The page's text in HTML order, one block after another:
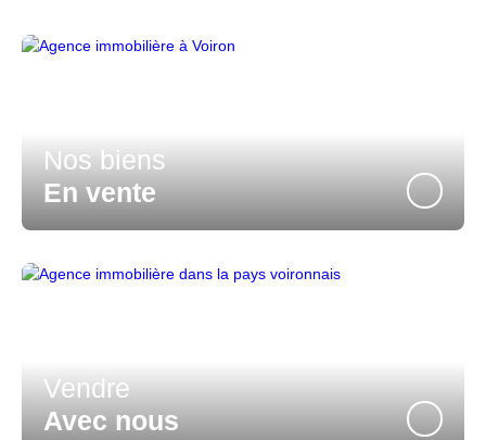
Nos biens
En vente
Vendre
Avec nous